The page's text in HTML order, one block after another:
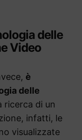
delle
Video
è
delle
ricerca di un
infatti, le
visualizzate